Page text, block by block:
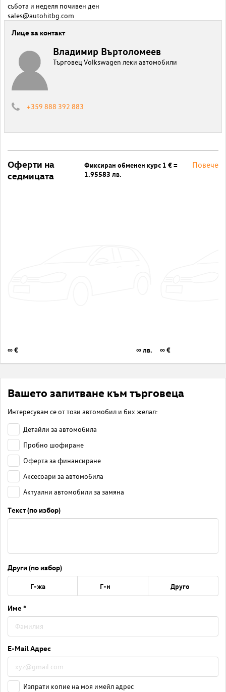
събота и неделя почивен ден
sales@autohitbg.com
Лице за контакт
Владимир Въртоломеев
Търговец Volkswagen леки автомобили
+359 888 392 883
Оферти на
седмицата
Фиксиран обменен курс 1 € =
1.95583 лв.
Повече
∞ € ∞ лв. ∞ €
Вашето запитване към търговеца
Интересувам се от този автомобил и бих желал:
Детайли за автомобила
Пробно шофиране
Оферта за финансиране
Аксесоари за автомобила
Актуални автомобили за замяна
Текст (по избор)
Други (по избор)
Г-жа Г-н Друго
Име *
E-Mail Адрес
Изпрати копие на моя имейл адрес